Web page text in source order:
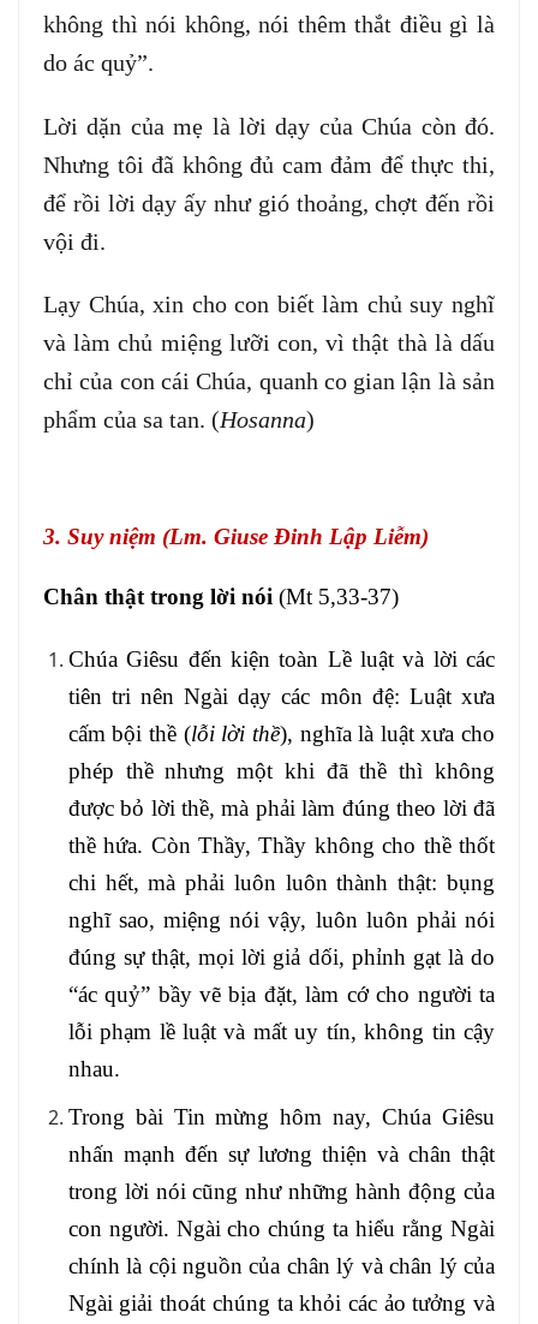
không thì nói không, nói thêm thắt điều gì là
do ác quỷ”.
Lời dặn của mẹ là lời dạy của Chúa còn đó.
Nhưng tôi đã không đủ cam đảm để thực thi,
để rồi lời dạy ấy như gió thoảng, chợt đến rồi
vội đi.
Lạy Chúa, xin cho con biết làm chủ suy nghĩ
và làm chủ miệng lưỡi con, vì thật thà là dấu
chỉ của con cái Chúa, quanh co gian lận là sản
phẩm của sa tan. (Hosanna)
3. Suy niệm (Lm. Giuse Đinh Lập Liễm)
Chân thật trong lời nói (Mt 5,33-37)
Chúa Giêsu đến kiện toàn Lề luật và lời các
tiên tri nên Ngài dạy các môn đệ: Luật xưa
cấm bội thề (lỗi lời thề), nghĩa là luật xưa cho
phép thề nhưng một khi đã thề thì không
được bỏ lời thề, mà phải làm đúng theo lời đã
thề hứa. Còn Thầy, Thầy không cho thề thốt
chi hết, mà phải luôn luôn thành thật: bụng
nghĩ sao, miệng nói vậy, luôn luôn phải nói
đúng sự thật, mọi lời giả dối, phỉnh gạt là do
“ác quỷ” bầy vẽ bịa đặt, làm cớ cho người ta
lỗi phạm lề luật và mất uy tín, không tin cậy
nhau.
Trong bài Tin mừng hôm nay, Chúa Giêsu
nhấn mạnh đến sự lương thiện và chân thật
trong lời nói cũng như những hành động của
con người. Ngài cho chúng ta hiểu rằng Ngài
chính là cội nguồn của chân lý và chân lý của
Ngài giải thoát chúng ta khỏi các ảo tưởng và